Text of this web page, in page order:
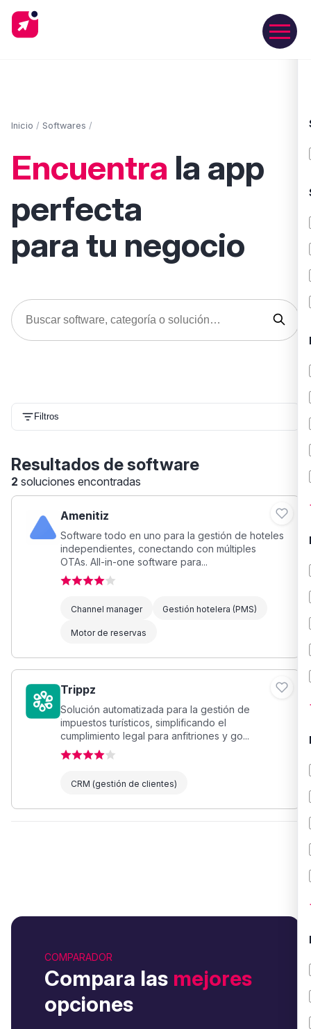
Inicio / Softwares /
Encuentra la app
perfecta
para tu negocio
Filtros
Resultados de software
2 soluciones encontradas
Amenitiz
Software todo en uno para la gestión de hoteles
independientes, conectando con múltiples
OTAs. All-in-one software para...
Channel manager Gestión hotelera (PMS)
Motor de reservas
Trippz
Solución automatizada para la gestión de
impuestos turísticos, simplificando el
cumplimiento legal para anfitriones y go...
CRM (gestión de clientes)
COMPARADOR
Compara las mejores
opciones